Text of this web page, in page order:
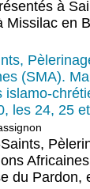
à
Missilac en
(SMA).
islamo-
les 24, 25
du